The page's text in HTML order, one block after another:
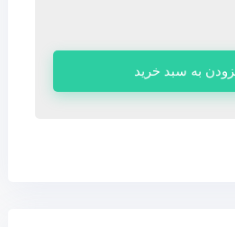
به سبد خرید